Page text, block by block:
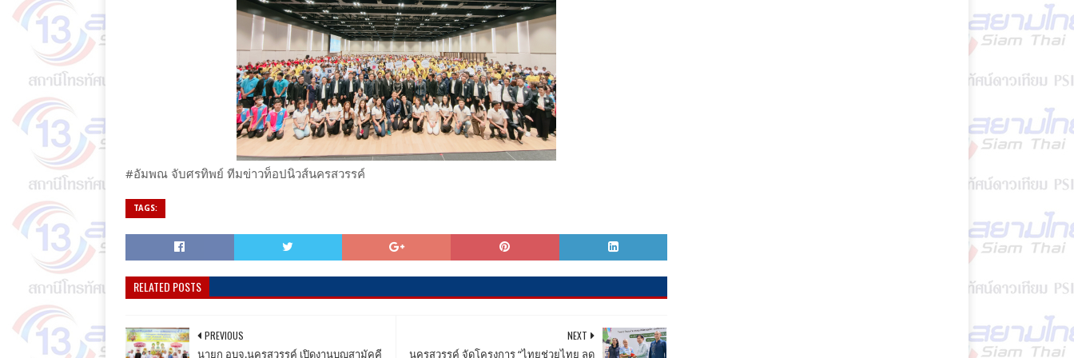
#อัมพณ จับศรทิพย์ ทีมข่าวท็อปนิวส์นครสวรรค์
TAGS:
RELATED POSTS
NEXT
นครสวรรค์ จัดโครงการ “ไทยช่วยไทย ลด
PREVIOUS
นายก อบจ.นครสวรรค์ เปิดงานบุญสามัคคี